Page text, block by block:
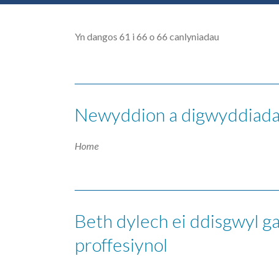
Yn dangos 61 i 66 o 66 canlyniadau
Newyddion a
Home
Beth dylech ei ddisgwyl
proffesiynol